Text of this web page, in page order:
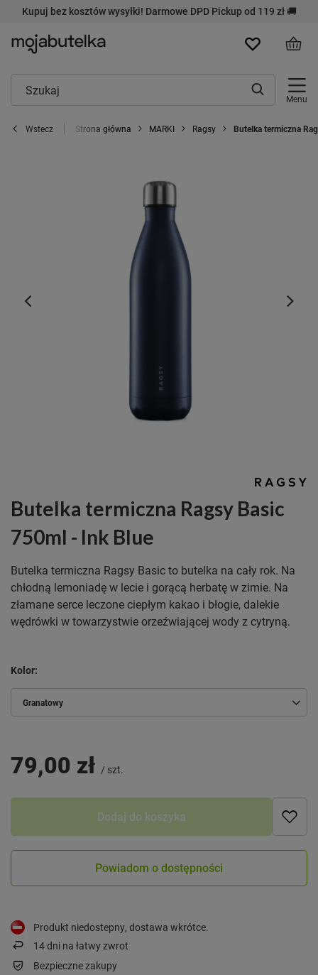
Kupuj bez kosztów wysyłki! Darmowe DPD Pickup od 119 zł 🚚
Menu
Wstecz Strona główna MARKI Ragsy Butelka termiczna
Butelka termiczna Ragsy Basic
750ml - Ink Blue
Butelka termiczna Ragsy Basic to butelka na cały rok. Na
chłodną lemoniadę w lecie i gorącą herbatę w zimie. Na
złamane serce leczone ciepłym kakao i błogie, dalekie
wędrówki w towarzystwie orzeźwiającej wody z cytryną.
Kolor
Granatowy
79,00 zł / szt.
Dodaj do koszyka
Powiadom o dostępności
Produkt niedostepny, dostawa wkrótce
14dni na łatwy zwrot
Bezpieczne zakupy